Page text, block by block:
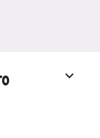
keyboard_arrow_down